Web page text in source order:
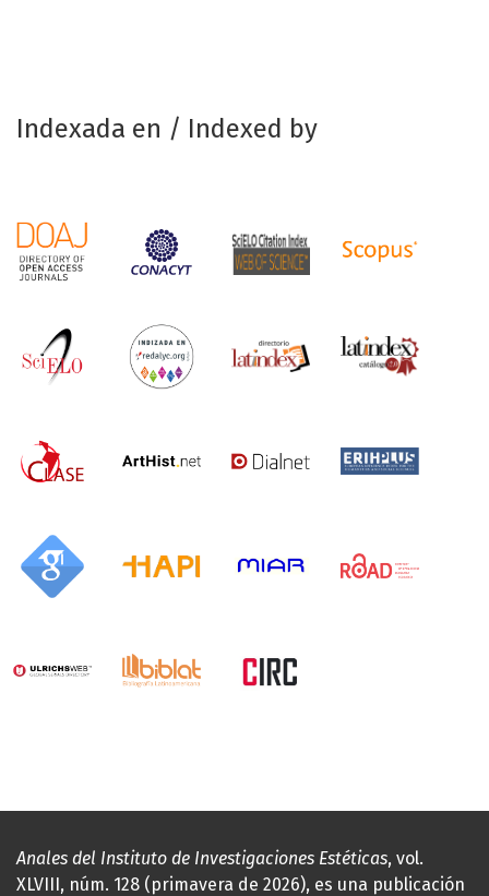
Indexada en / Indexed by
Anales del Instituto de Investigaciones Estéticas, vol.
XLVIII, núm. 128 (primavera de 2026), es una publicación